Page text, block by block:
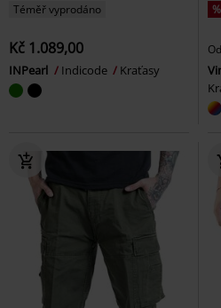
Téměř vyprodáno
Kč 1.089,00
INPearl Indicode Kraťasy
%
Od